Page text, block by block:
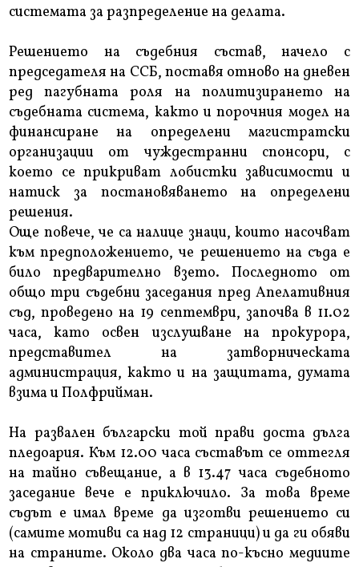
системата за разпределение на делата.
Решението на съдебния състав, начело с
председателя на ССБ, поставя отново на дневен
ред пагубната роля на политизирането на
съдебната система, както и порочния модел на
финансиране на определени магистратски
организации от чуждестранни спонсори, с
което се прикриват лобистки зависимости и
натиск за постановяването на определени
решения.
Още повече, че са налице знаци, които насочват
към предположението, че решението на съда е
било предварително взето. Последното от
общо три съдебни заседания пред Апелативния
съд, проведено на 19 септември, започва в 11.02
часа, като освен изслушване на прокурора,
представител на затворническата
администрация, както и на защитата, думата
взима и Полфрийман.
На развален български той прави доста дълга
пледоария. Към 12.00 часа съставът се оттегля
на тайно съвещание, а в 13.47 часа съдебното
заседание вече е приключило. За това време
съдът е имал време да изготви решението си
(самите мотиви са над 12 страници) и да ги обяви
на страните. Около два часа по-късно медиите